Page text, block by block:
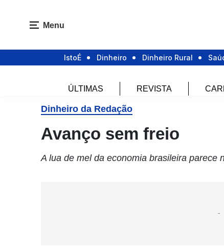
Menu
IstoÉ Dinheiro Dinheiro Rural
ÚLTIMAS REVISTA
Dinheiro da Redação
Avanço sem freio
A lua de mel da economia brasileira parece